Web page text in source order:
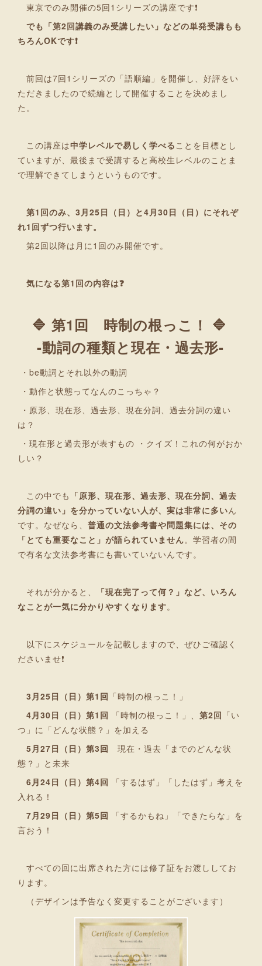
東京でのみ開催の5回1シリーズの講座です❗
でも「第2回講義のみ受講したい」などの単発受講もも
ちろんOKです❗
前回は7回1シリーズの「語順編」を開催し、好評をい
ただきましたので続編として開催することを決めまし
た。
この講座は中学レベルで易しく学べる ことを目標とし
ていますが、最後まで受講すると高校生レベルのことま
で理解できてしまうというものです。
第1回のみ、3月25日（日）と4月30日（日）にそれぞ
れ1回ずつ行います。
第2回以降は月に1回のみ開催です。
気になる第1回の内容は❓
🔷 第1回 時制の根っこ！ 🔷
-動詞の種類と現在・過去形-
・be動詞とそれ以外の動詞
・動作と状態ってなんのこっちゃ？
・原形、現在形、過去形、現在分詞、過去分詞の違い
は？
・現在形と過去形が表すもの ・クイズ！これの何がおか
しい？
この中でも 「原形、現在形、過去形、現在分詞、過去
分詞の違い」を分かっていない人が、実は非常に多いん
です。なぜなら、 普通の文法参考書や問題集には、その
「とても重要なこと」が語られていません。学習者の間
で有名な文法参考書にも書いていないんです。
それが分かると、
「現在完了って何？」など、いろん
なことが一気に分かりやすくなります。
以下にスケジュールを記載しますので、ぜひご確認く
ださいませ❗
3月25日（日）第1回 「時制の根っこ！」
4月30日（日）第1回
「時制の根っこ！」、 第2回 「い
つ」に「どんな状態？」を加える
5月27日（日）第3回 現在・過去「までのどんな状
態？」と未来
6月24日（日）第4回 「するはず」「したはず」考えを
入れる！
7月29日（日）第5回
「するかもね」「できたらな」を
言おう！
すべての回に出席された方には修了証をお渡ししてお
ります。
（デザインは予告なく変更することがございます）